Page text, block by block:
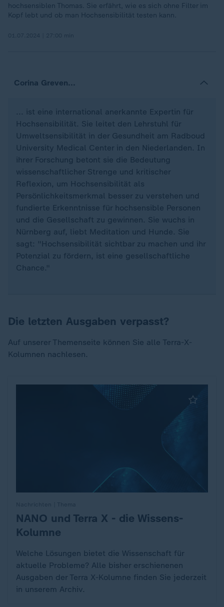
hochsensiblen Thomas. Sie erfährt, wie es sich ohne Filter im
Kopf lebt und ob man Hochsensibilität testen kann.
Corina Greven...
... ist eine international anerkannte Expertin für
Hochsensibilität. Sie leitet den Lehrstuhl für
Umweltsensibilität in der Gesundheit am Radboud
University Medical Center in den Niederlanden. In
ihrer Forschung betont sie die Bedeutung
wissenschaftlicher Strenge und kritischer
Reflexion, um Hochsensibilität als
Persönlichkeitsmerkmal besser zu verstehen und
fundierte Erkenntnisse für hochsensible Personen
und die Gesellschaft zu gewinnen. Sie wuchs in
Nürnberg auf, liebt Meditation und Hunde. Sie
sagt: "Hochsensibilität sichtbar zu machen und ihr
Potenzial zu fördern, ist eine gesellschaftliche
Chance."
Die letzten Ausgaben verpasst?
Auf unserer Themenseite können Sie alle Terra-X-
Kolumnen nachlesen.
:NANO und Terra X - die Wissens-
Kolumne
Welche Lösungen bietet die Wissenschaft für
aktuelle Probleme? Alle bisher erschienenen
Ausgaben der Terra X-Kolumne finden Sie jederzeit
in unserem Archiv.